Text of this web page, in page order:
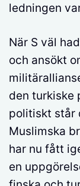
ledningen
När S väl
och ansökt
den turkiske
politiskt står
Muslimska
har nu fått
en